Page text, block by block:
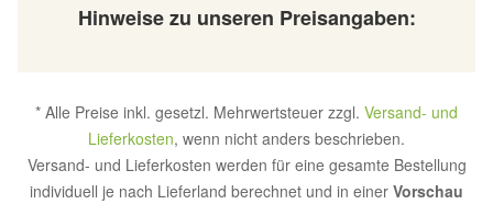
Hinweise zu unseren Preisangaben:
* Alle Preise inkl. gesetzl. Mehrwertsteuer zzgl. Versand- und
Lieferkosten, wenn nicht anders beschrieben.
Versand- und Lieferkosten werden für eine gesamte Bestellung
individuell je nach Lieferland berechnet und in einer Vorschau